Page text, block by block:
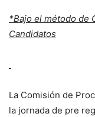
*Bajo el método de
Candidatos
La Comisión de
la jornada de pre